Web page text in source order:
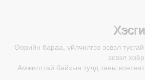
Өөрийн бараа, үйлчилгээ эсвэл
эсвэл
Амжилттай байхын тулд таны